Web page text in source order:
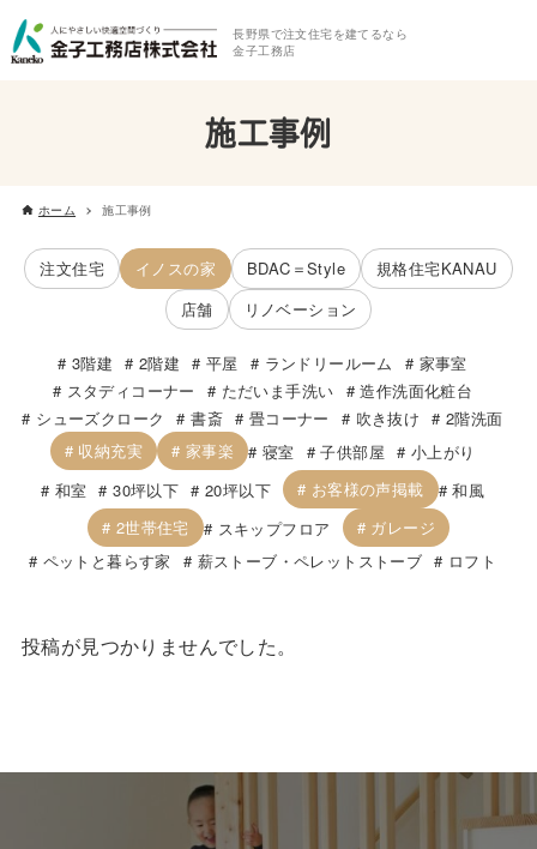
長野県で注文住宅を建てるなら
金子工務店
施工事例
ホーム 施工事例
注文住宅 イノスの家 BDAC＝Style
規格住宅KANAU
店舗
リノベーション
3階建 2階建 平屋 ランドリールーム
家事室
スタディコーナー
ただいま手洗い
造作洗面化粧台
シューズクローク
書斎 畳コーナー 吹き抜け
2階洗面
収納充実
家事楽 寝室 子供部屋
小上がり
和室
30坪以下 20坪以下 お客様の声掲載
和風
2世帯住宅
スキップフロア
ガレージ
ペットと暮らす家
薪ストーブ・ペレットストーブ ロフト
投稿が見つかりませんでした。